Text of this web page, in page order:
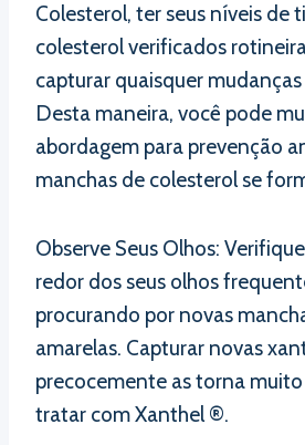
Colesterol, ter seus níveis de
colesterol verificados
capturar quaisquer
Desta maneira, você pode
abordagem para prevenção
manchas de colesterol se
Observe Seus Olhos:
redor dos seus olhos
procurando por novas
amarelas. Capturar novas
precocemente as torna
tratar com Xanthel ®.